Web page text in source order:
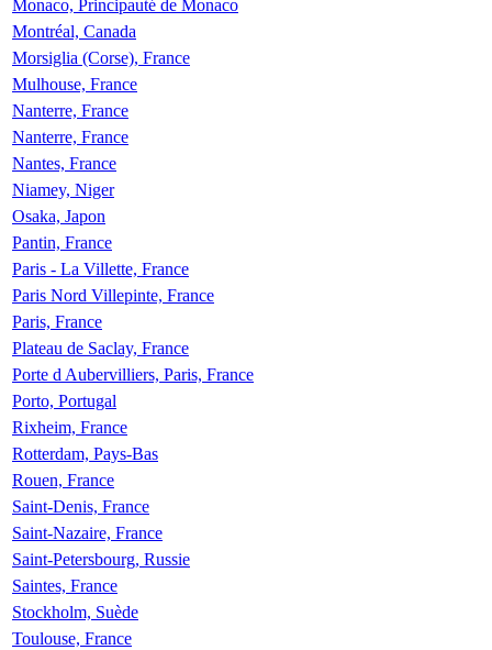
Monaco, Principauté de Monaco
Montréal, Canada
Morsiglia (Corse), France
Mulhouse, France
Nanterre, France
Nanterre, France
Nantes, France
Niamey, Niger
Osaka, Japon
Pantin, France
Paris - La Villette, France
Paris Nord Villepinte, France
Paris, France
Plateau de Saclay, France
Porte d Aubervilliers, Paris, France
Porto, Portugal
Rixheim, France
Rotterdam, Pays-Bas
Rouen, France
Saint-Denis, France
Saint-Nazaire, France
Saint-Petersbourg, Russie
Saintes, France
Stockholm, Suède
Toulouse, France